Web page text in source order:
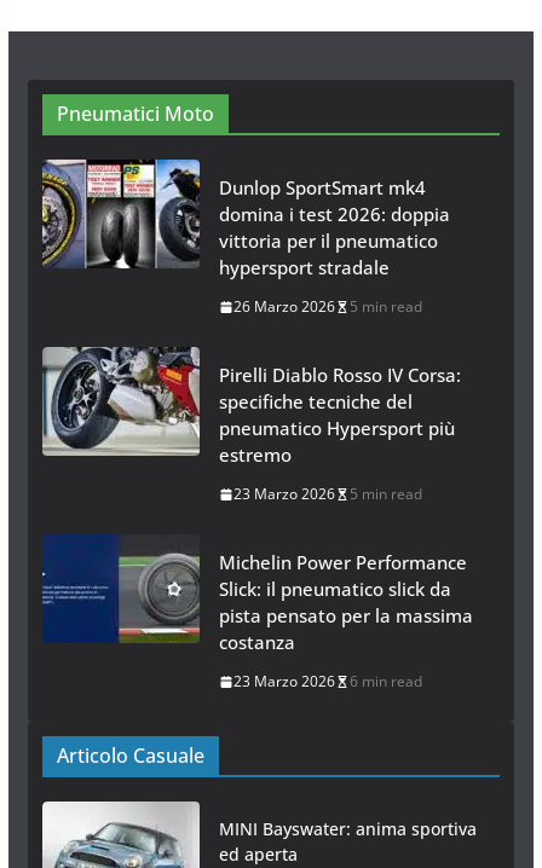
26 Gennaio 2017
Pneumatici Moto
Dunlop SportSmart mk4
domina i test 2026: doppia
vittoria per il pneumatico
hypersport stradale
26 Marzo 2026 5 min read
Pirelli Diablo Rosso IV Corsa:
specifiche tecniche del
pneumatico Hypersport più
estremo
23 Marzo 2026 5 min read
Michelin Power Performance
Slick: il pneumatico slick da
pista pensato per la massima
costanza
23 Marzo 2026 6 min read
Articolo Casuale
MINI Bayswater: anima sportiva
ed aperta